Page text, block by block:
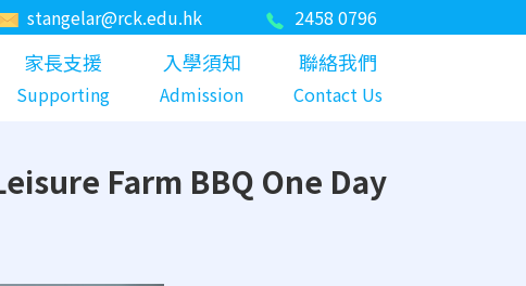
stangelar@rck.edu.hk 2458 0796
家長支援
Supporting
入學須知
Admission
聯絡我們
Contact Us
Farm BBQ One Day